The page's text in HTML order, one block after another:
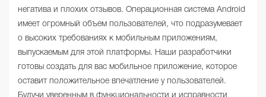
негатива и плохих отзывов. Операционная система Android
имеет огромный объем пользователей, что подразумевает
о высоких требованиях к мобильным приложениям,
выпускаемым для этой платформы. Наши разработчики
готовы создать для вас мобильное приложение, которое
оставит положительное впечатление у пользователей.
Будучи уверенным в функциональности и исправности